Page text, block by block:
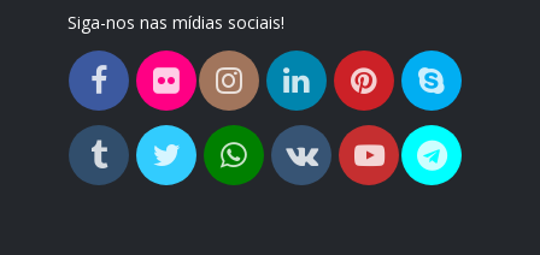
Siga-nos nas mídias sociais!